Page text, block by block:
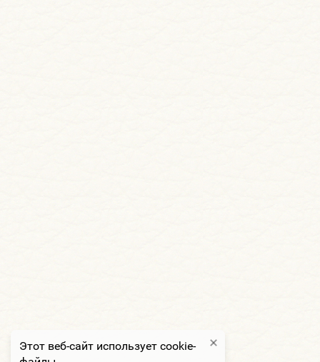
Этот веб-сайт использует cookie-